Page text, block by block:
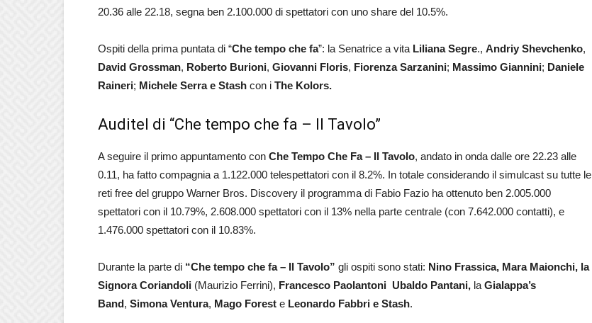
20.36 alle 22.18, segna ben 2.100.000 di spettatori con uno share del 10.5%.
Ospiti della prima puntata di “Che tempo che fa”: la Senatrice a vita Liliana Segre., Andriy Shevchenko,
David Grossman, Roberto Burioni, Giovanni Floris, Fiorenza Sarzanini; Massimo Giannini; Daniele
Raineri; Michele Serra e Stash con i The Kolors.
Auditel di “Che tempo che fa – Il Tavolo”
A seguire il primo appuntamento con Che Tempo Che Fa – Il Tavolo, andato in onda dalle ore 22.23 alle
0.11, ha fatto compagnia a 1.122.000 telespettatori con il 8.2%. In totale considerando il simulcast su tutte le
reti free del gruppo Warner Bros. Discovery il programma di Fabio Fazio ha ottenuto ben 2.005.000
spettatori con il 10.79%, 2.608.000 spettatori con il 13% nella parte centrale (con 7.642.000 contatti), e
1.476.000 spettatori con il 10.83%.
Durante la parte di “Che tempo che fa – Il Tavolo” gli ospiti sono stati: Nino Frassica, Mara Maionchi, la
Signora Coriandoli (Maurizio Ferrini), Francesco Paolantoni Ubaldo Pantani, la Gialappa’s
Band, Simona Ventura, Mago Forest e Leonardo Fabbri e Stash.